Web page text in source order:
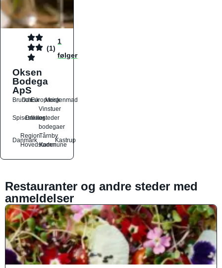
(1)
1
følger
Oksen
Bodega
ApS
Brunch
DanskEuropæiskMorgenmad
Spisesteder
Drikkesteder
Vinstuer
og
bodegaer
Danmark
Region
Hovedstaden
Tårnby
Kommune
Kastrup
Restauranter og andre steder med
anmeldelser